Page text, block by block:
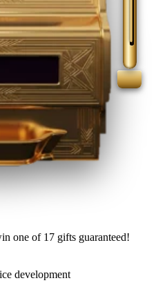
one of 17 gifts guaranteed!
development